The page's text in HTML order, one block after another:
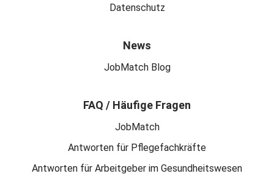
Datenschutz
News
JobMatch Blog
FAQ / Häufige Fragen
JobMatch
Antworten für Pflegefachkräfte
Antworten für Arbeitgeber im Gesundheitswesen